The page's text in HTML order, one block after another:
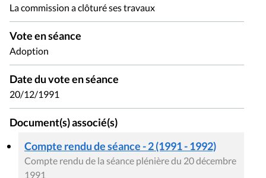
La commission a clôturé ses travaux
Vote en séance
Adoption
Date du vote en séance
20/12/1991
Document(s) associé(s)
Compte rendu de séance - 2 (1991 - 1992)
Compte rendu de la séance plénière du 20 décembre
1991